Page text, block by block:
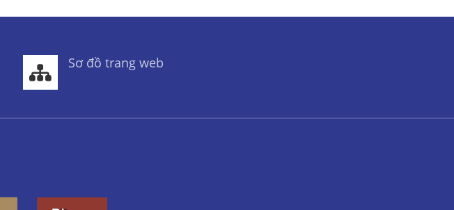
Sơ đồ trang web